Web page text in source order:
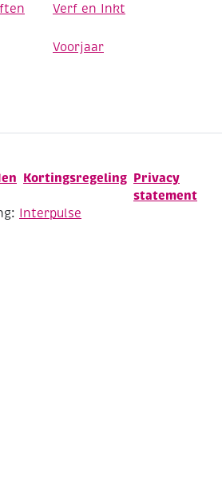
Verf en Inkt
Voorjaar
Kortingsregeling Privacy
statement
Interpulse